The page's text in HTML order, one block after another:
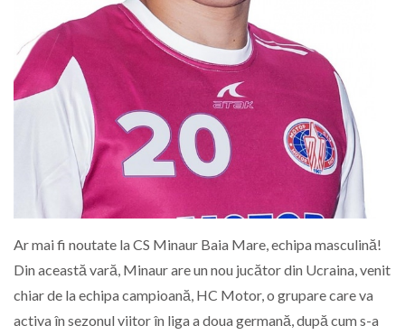
Ar mai fi noutate la CS Minaur Baia Mare, echipa masculină!
Din această vară, Minaur are un nou jucător din Ucraina, venit
chiar de la echipa campioană, HC Motor, o grupare care va
activa în sezonul viitor în liga a doua germană, după cum s-a